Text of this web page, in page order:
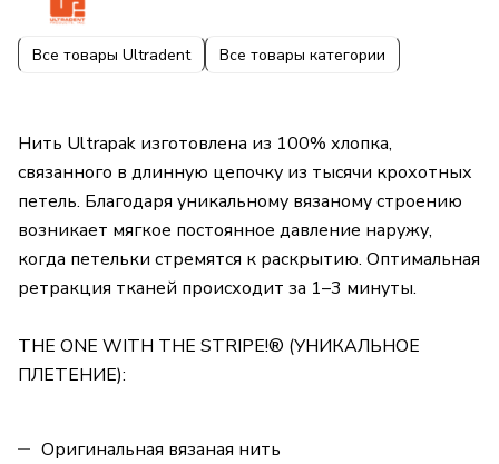
Все товары Ultradent Все товары категории
Нить Ultrapak изготовлена из 100% хлопка,
связанного в длинную цепочку из тысячи крохотных
петель. Благодаря уникальному вязаному строению
возникает мягкое постоянное давление наружу,
когда петельки стремятся к раскрытию. Оптимальная
ретракция тканей происходит за 1–3 минуты.
THE ONE WITH THE STRIPE!® (УНИКАЛЬНОЕ
ПЛЕТЕНИЕ):
Оригинальная вязаная нить